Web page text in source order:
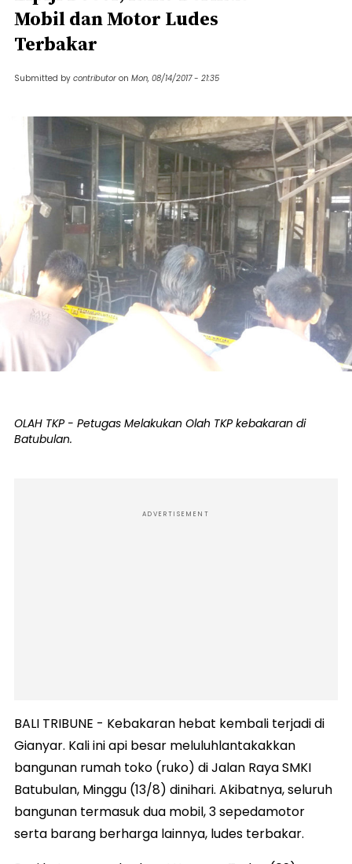
Mobil dan Motor Ludes
Terbakar
Submitted by contributor on Mon, 08/14/2017 - 21:35
OLAH TKP - Petugas Melakukan Olah TKP kebakaran di
Batubulan.
ADVERTISEMENT
BALI TRIBUNE - Kebakaran hebat kembali terjadi di
Gianyar. Kali ini api besar meluluhlantakakkan
bangunan rumah toko (ruko) di Jalan Raya SMKI
Batubulan, Minggu (13/8) dinihari. Akibatnya, seluruh
bangunan termasuk dua mobil, 3 sepedamotor
serta barang berharga lainnya, ludes terbakar.